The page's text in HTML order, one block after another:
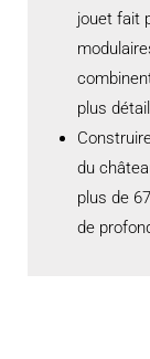
jouet fait
plus
du
plus de
de